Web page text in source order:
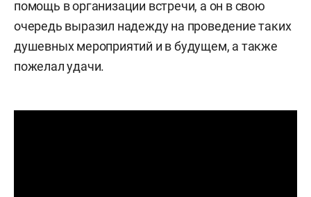
помощь в организации встречи, а он в свою
очередь выразил надежду на проведение таких
душевных мероприятий и в будущем, а также
пожелал удачи.